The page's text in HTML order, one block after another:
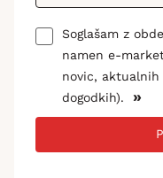
Soglašam z
namen e-
novic, aktualnih
dogodkih).
»